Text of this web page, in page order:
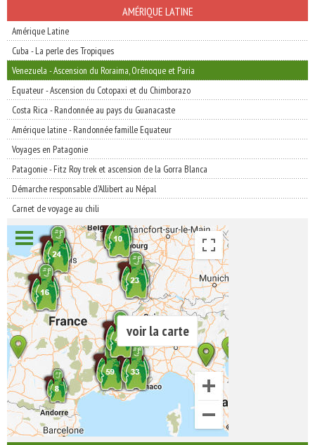
AMÉRIQUE LATINE
Amérique Latine
Cuba - La perle des Tropiques
Venezuela - Ascension du Roraima, Orénoque et Paria
Equateur - Ascension du Cotopaxi et du Chimborazo
Costa Rica - Randonnée au pays du Guanacaste
Amérique latine - Randonnée famille Equateur
Voyages en Patagonie
Patagonie - Fitz Roy trek et ascension de la Gorra Blanca
Démarche responsable d'Allibert au Népal
Carnet de voyage au chili
voir la carte